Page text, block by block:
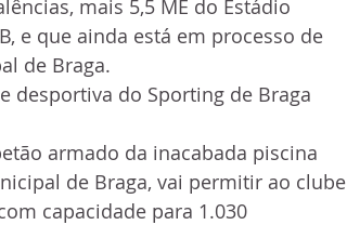
mais 5,5 ME do Estádio
e que ainda está em processo de
de Braga.
desportiva do Sporting de Braga
armado da inacabada piscina
de Braga, vai permitir ao clube
capacidade para 1.030